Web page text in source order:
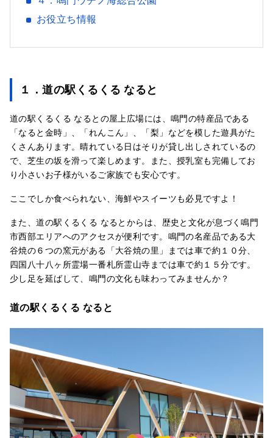
お役立ち情報
１．道の駅くるくる なると
道の駅くるくる なるとの屋上広場には、鳴門の特産品である
「なると金時」、「れんこん」、「梨」などを模した遊具がた
くさんあります。晴れている日はそりが貸し出しされているの
で、芝生の坂を滑って楽しめます。また、授乳室も完備してお
り小さいお子様がいるご家族でも安心です。
ここでしか食べられない、海鮮やスイーツも必見ですよ！
また、道の駅くるくる なるとからは、歴史と文化が息づく鳴門
市西部エリアへのアクセスが便利です。鳴門の名産品である大
谷焼の６つの窯元がある「大谷焼の里」までは車で約１０分、
四国八十八ヶ所霊場一番札所霊山寺までは車で約１５分です。
少し足を延ばして、鳴門の文化も味わってみませんか？
道の駅くるくる なると